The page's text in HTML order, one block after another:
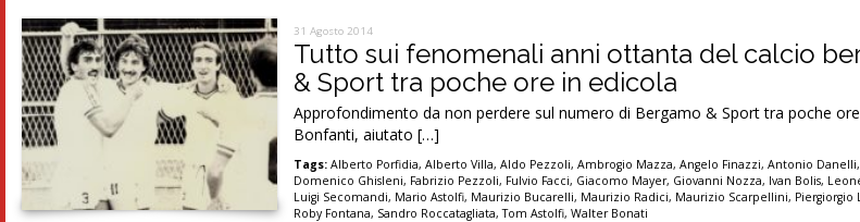
31 Agosto 2014
Tutto sui fenomenali anni ottanta del calcio
& Sport tra poche ore in edicola
Approfondimento da non perdere sul numero di Bergamo & Sport tra poche
Bonfanti, aiutato […]
Tags: Alberto Porfidia,Alberto Villa,Aldo Pezzoli,Ambrogio Mazza,Angelo Finazzi,Antonio Danelli,
Domenico Ghisleni, Fabrizio Pezzoli, Fulvio Facci, Giacomo Mayer, Giovanni Nozza, Ivan Bolis,
Luigi Secomandi, Mario Astolfi, Maurizio Bucarelli, Maurizio Radici, Maurizio Scarpellini, Piergiorgio
Roby Fontana, Sandro Roccatagliata,Tom Astolfi,Walter Bonati